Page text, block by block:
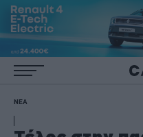
ΝΕΑ